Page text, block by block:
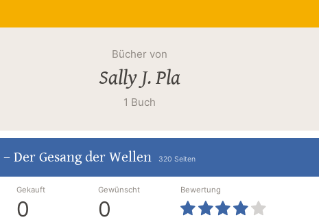
Bücher von
Sally J. Pla
1 Buch
– Der Gesang der Wellen 320 Seiten
Gekauft
0
Gewünscht
0
Bewertung